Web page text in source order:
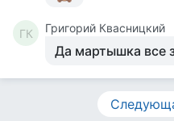
ГК Григорий Квасницкий
Да мартышка все